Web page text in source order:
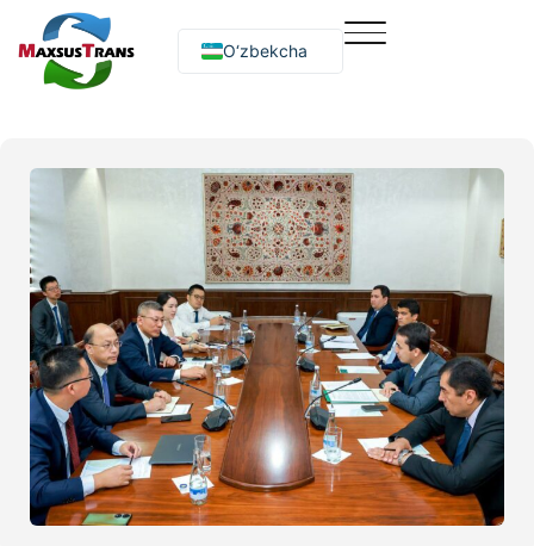
O‘zbekcha
Русский